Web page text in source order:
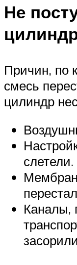
Не
Причин, по
смесь
цилиндр
слетели.
Каналы,